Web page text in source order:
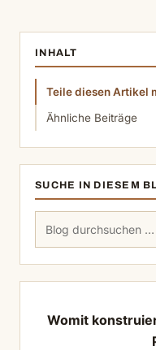
INHALT
Teile diesen Artikel
Ähnliche Beiträge
SUCHE IN DIESEM
Suchen
Womit